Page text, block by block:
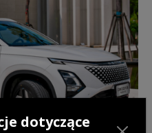
dotyczące